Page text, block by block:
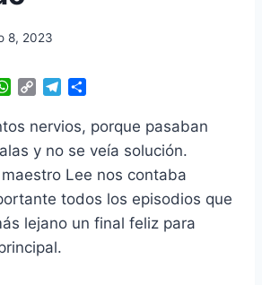
8, 2023
W
a
s
A
p
C
p
L
i
n
l
g
a
m
p
a
r
t
r
nervios, porque pasaban
y no se veía solución.
Lee nos contaba
todos los episodios que
lejano un final feliz para